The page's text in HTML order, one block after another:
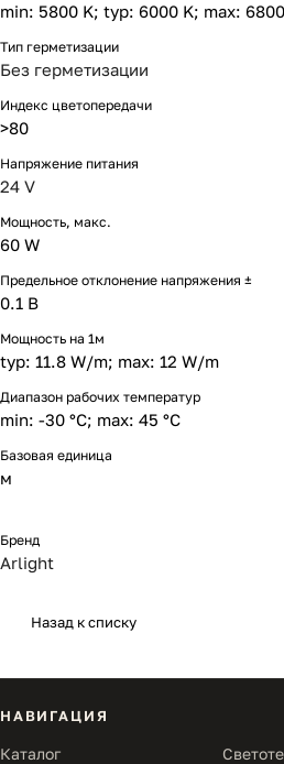
min: 5800 K; typ: 6000 K; max:
Тип герметизации
Без герметизации
Индекс цветопередачи
>80
Напряжение питания
24 V
Мощность, макс.
60 W
Предельное отклонение напряжения ±
0.1 В
Мощность на 1м
typ: 11.8 W/m; max: 12 W/m
Диапазон рабочих температур
min: -30 °C; max: 45 °C
Базовая единица
м
Бренд
Arlight
Назад к списку
НАВИГАЦИЯ
Каталог